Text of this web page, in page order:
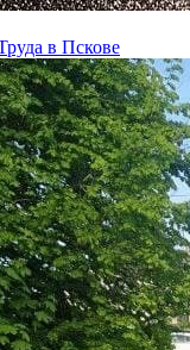
в Пскове